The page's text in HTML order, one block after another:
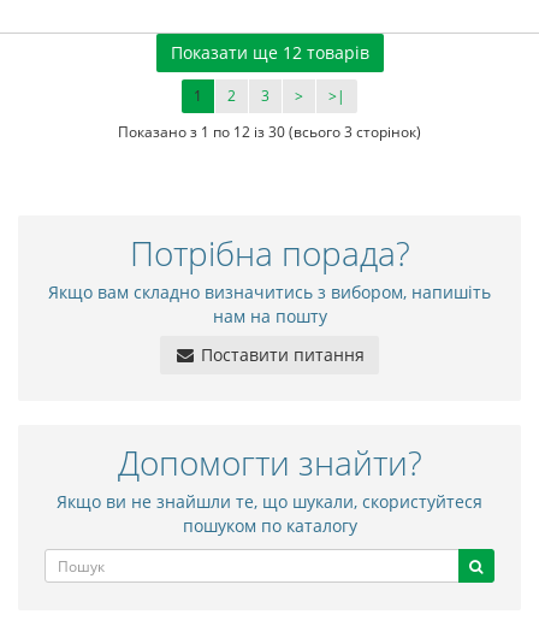
Показати ще 12 товарів
1 2 3 > >|
Показано з 1 по 12 із 30 (всього 3 сторінок)
Потрібна порада?
Якщо вам складно визначитись з вибором, напишіть
нам на пошту
Поставити питання
Допомогти знайти?
Якщо ви не знайшли те, що шукали, скористуйтеся
пошуком по каталогу